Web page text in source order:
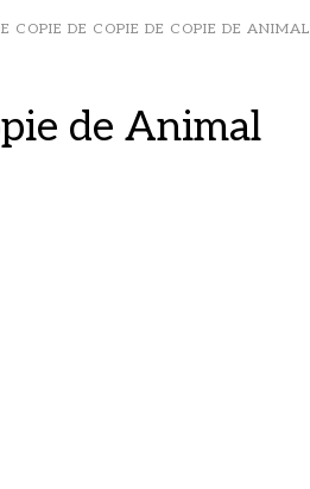
COPIE DE COPIE DE COPIE DE ANIMAL
de Animal